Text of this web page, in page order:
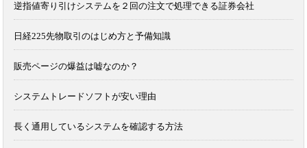
逆指値寄り引けシステムを２回の注文で処理できる証券会社
日経225先物取引のはじめ方と予備知識
販売ページの爆益は嘘なのか？
システムトレードソフトが安い理由
長く通用しているシステムを確認する方法